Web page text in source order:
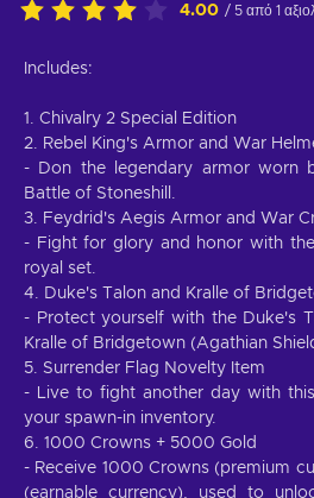
4.00 / 5 από 1
Includes:
1. Chivalry 2 Special Edition
2. Rebel King's Armor and War
- Don the legendary armor worn
Battle of Stoneshill.
3. Feydrid's Aegis Armor and War
- Fight for glory and honor with
royal set.
4. Duke's Talon and Kralle of
- Protect yourself with the Duke's
Kralle of Bridgetown (Agathian
5. Surrender Flag Novelty Item
- Live to fight another day with
your spawn-in inventory.
6. 1000 Crowns + 5000 Gold
- Receive 1000 Crowns (premium
(earnable currency), used to